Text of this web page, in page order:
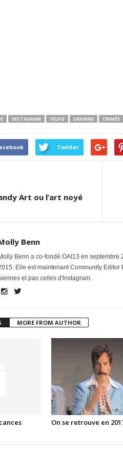
INSTAGRAM SELFIE UKRAINE CRIMÉE
Twitter
Art ou l’art noyé
Benn
Benn a co-fondé OAI13 en
Elle est maintenant Community
et pas celles d'Instagram.
MORE FROM AUTHOR
On se retrouve en